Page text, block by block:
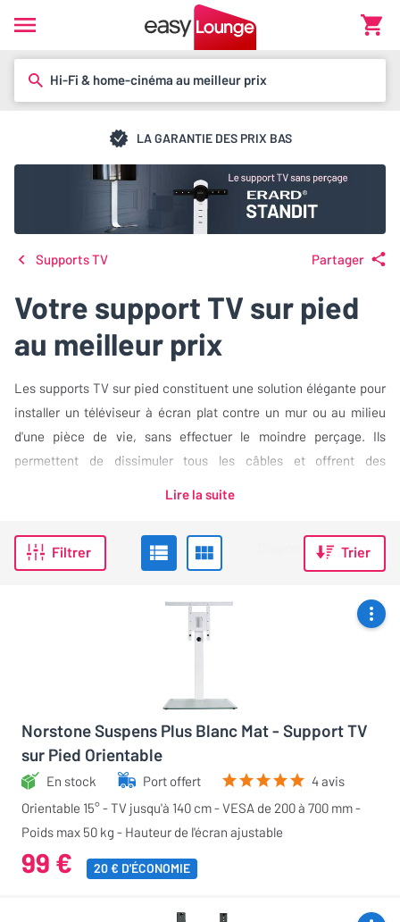
Hi-Fi & home-cinéma au meilleur prix
LA GARANTIE DES PRIX BAS
Supports TV Partager
Votre support TV sur pied
au meilleur prix
Les supports TV sur pied constituent une solution élégante pour
installer un téléviseur à écran plat contre un mur ou au milieu
d'une pièce de vie, sans effectuer le moindre perçage. Ils
permettent de dissimuler tous les câbles et offrent des
Les supports TV sur pied que nous avons sélectionnés sont très
faciles à monter. Voici ce qu'il faut savoir…
Lire la suite
Filtrer Trier
Norstone Suspens Plus Blanc Mat - Support TV
sur Pied Orientable
En stock Port offert
4 avis
Orientable 15° - TV jusqu'à 140 cm - VESA de 200 à 700 mm -
Poids max 50 kg - Hauteur de l'écran ajustable
99 € 20 € D'ÉCONOMIE